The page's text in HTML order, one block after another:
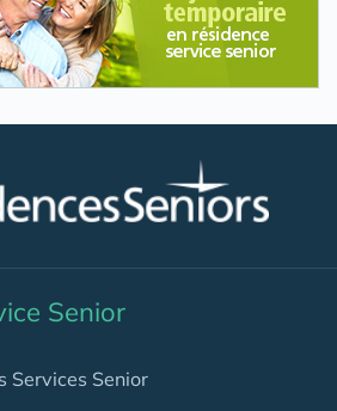
Senior
Services Senior